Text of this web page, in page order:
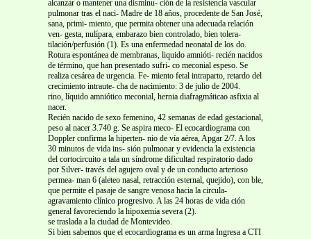
alcanzar o mantener una disminu- ción de la resistencia vascular
pulmonar tras el naci- Madre de 18 años, procedente de San José,
sana, primi- miento, que permita obtener una adecuada relación
ven- gesta, nulípara, embarazo bien controlado, bien tolera-
tilación/perfusión (1). Es una enfermedad neonatal de los do.
Rotura espontánea de membranas, liquido amnióti- recién nacidos
de término, que han presentado sufri- co meconial espeso. Se
realiza cesárea de urgencia. Fe- miento fetal intraparto, retardo del
crecimiento intraute- cha de nacimiento: 3 de julio de 2004.
rino, líquido amniótico meconial, hernia diafragmáticao asfixia al
nacer.
Recién nacido de sexo femenino, 42 semanas de edad gestacional,
peso al nacer 3.740 g. Se aspira meco- El ecocardiograma con
Doppler confirma la hiperten- nio de vía aérea, Apgar 2/7. A los
30 minutos de vida ins- sión pulmonar y evidencia la existencia
del cortocircuito a tala un síndrome dificultad respiratorio dado
por Silver- través del agujero oval y de un conducto arterioso
permea- man 6 (aleteo nasal, retracción esternal, quejido), con ble,
que permite el pasaje de sangre venosa hacia la circula-
agravamiento clínico progresivo. A las 24 horas de vida ción
general favoreciendo la hipoxemia severa (2).
se traslada a la ciudad de Montevideo.
Si bien sabemos que el ecocardiograma es un arma Ingresa a CTI